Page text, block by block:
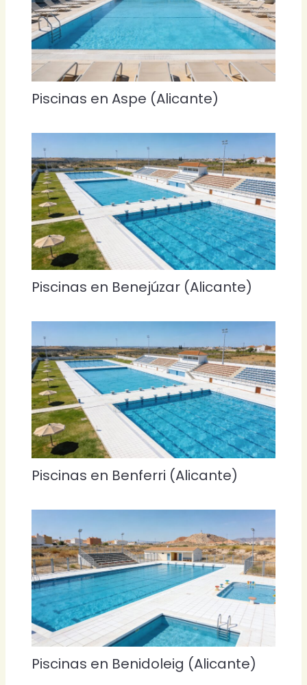
Piscinas en Aspe (Alicante)
Piscinas en Benejúzar (Alicante)
Piscinas en Benferri (Alicante)
Piscinas en Benidoleig (Alicante)